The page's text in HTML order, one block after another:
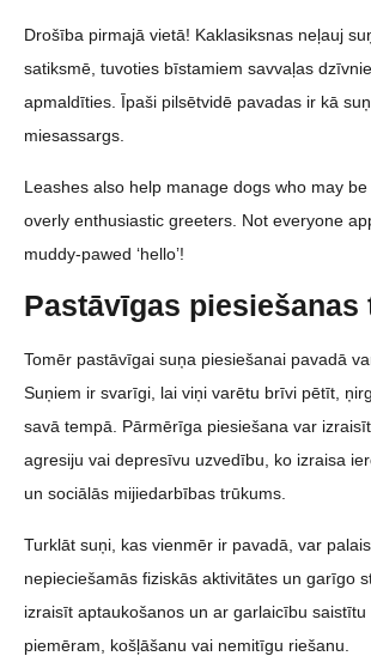
Drošība pirmajā vietā! Kaklasiksnas neļauj
satiksmē, tuvoties bīstamiem savvaļas
apmaldīties. Īpaši pilsētvidē pavadas ir kā
miesassargs.
Leashes also help manage dogs who may
overly enthusiastic greeters. Not everyone
muddy-pawed ‘hello’!
Pastāvīgas piesiešanas
Tomēr pastāvīgai suņa piesiešanai pavadā
Suņiem ir svarīgi, lai viņi varētu brīvi pētīt,
savā tempā. Pārmērīga piesiešana var izraisīt
agresiju vai depresīvu uzvedību, ko izraisa
un sociālās mijiedarbības trūkums.
Turklāt suņi, kas vienmēr ir pavadā, var
nepieciešamās fiziskās aktivitātes un garīgo
izraisīt aptaukošanos un ar garlaicību saistītu
piemēram, košļāšanu vai nemitīgu riešanu.